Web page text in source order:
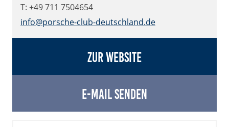
T: +49 711 7504654
info@porsche-club-deutschland.de
Zur Website
E-Mail senden